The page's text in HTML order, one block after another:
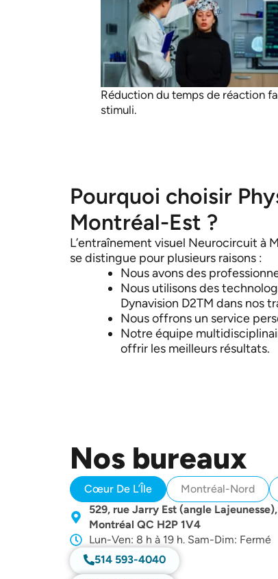
Réduction du temps de réaction
stimuli.
Pourquoi choisir
Montréal-Est ?
L’entraînement visuel Neurocircuit à
se distingue pour plusieurs raisons :
Nous avons des
Nous utilisons des
Dynavision D2TM dans nos
Nous offrons un service
Notre équipe
offrir les meilleurs résultats.
Nos bureaux
Cœur De L’Île Montréal-Nord
529, rue Jarry Est (angle
Montréal QC H2P 1V4
Lun-Ven: 8 h à 19 h. Sam-Dim: Fermé
514 593-4040